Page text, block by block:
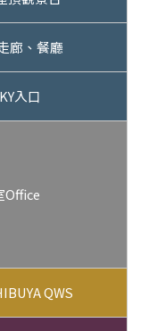
廊、餐廳
入口
Office
QWS